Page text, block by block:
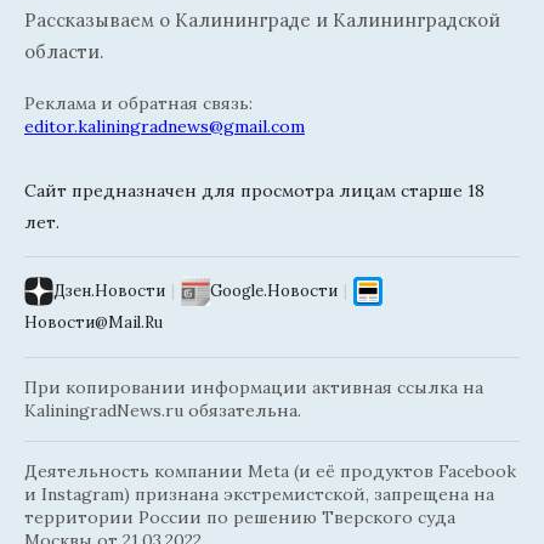
Рассказываем о Калининграде и Калининградской
области.
Реклама и обратная связь:
editor.kaliningradnews@gmail.com
Сайт предназначен для просмотра лицам старше 18
лет.
Дзен.Новости | Google.Новости |
Новости@Mail.Ru
При копировании информации активная ссылка на
KaliningradNews.ru обязательна.
Деятельность компании Meta (и её продуктов Facebook
и Instagram) признана экстремистской, запрещена на
территории России по решению Тверского суда